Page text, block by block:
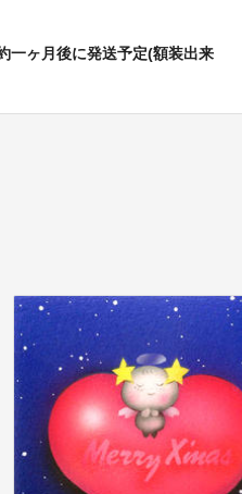
一ヶ月後に発送予定(額装出来